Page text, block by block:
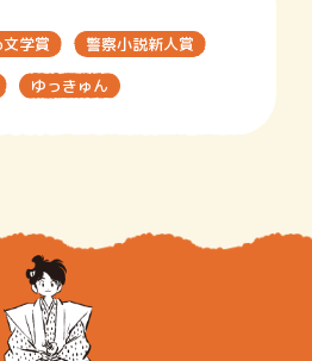
学賞
警察小説新人賞
ゆっきゅん